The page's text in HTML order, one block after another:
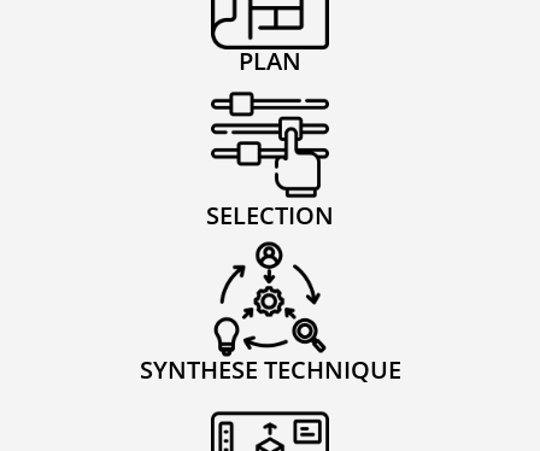
PLAN
SELECTION
SYNTHESE TECHNIQUE